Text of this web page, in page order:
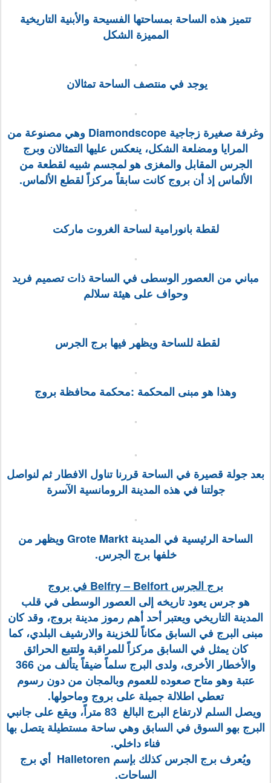
تتميز هذه الساحة بمساحتها الفسيحة والأبنية التاريخية
المميزة الشكل
يوجد في منتصف الساحة تمثالان
وغرفة صغيرة زجاجية Diamondscope وهي مصنوعة من
المرايا ومضلعة الشكل، ينعكس عليها التمثالان وبرج
الجرس المقابل والمغزى هو لمجسم شبيه لقطعة من
الألماس إذ أن بروج كانت سابقاً مركزاً لقطع الألماس.
لقطة بانورامية لساحة الغروت ماركت
مباني من العصور الوسطى في الساحة ذات تصميم فريد
وحواف على هيئة سلالم
لقطة للساحة ويظهر فيها برج الجرس
وهذا هو مبنى المحكمة :محكمة محافظة بروج
بعد جولة قصيرة في الساحة قررنا تناول الافطار ثم لنواصل
جولتنا في هذه المدينة الرومانسية الآسرة
الساحة الرئيسية في المدينة Grote Markt ويظهر من
خلفها برج الجرس.
برج الجرس Belfry – Belfort في بروج
هو جرس يعود تاريخه إلى العصور الوسطى في قلب
المدينة التاريخي ويعتبر أحد أهم رموز مدينة بروج، وقد كان
مبنى البرج في السابق مكاناً للخزينة والارشيف البلدي، كما
كان يمثل في السابق مركزاً للمراقبة ولتتبع الحرائق
والأخطار الأخرى، ولدى البرج سلماً ضيقاً يتألف من 366
عتبة وهو متاح صعوده للعموم وبالمجان من دون رسوم
تعطي اطلالة جميلة على بروج وماحولها.
ويصل السلم لارتفاع البرج البالغ 83 متراً، ويقع على جانبي
البرج بهو السوق في السابق وهي ساحة مستطيلة يتصل بها
فناء داخلي.
ويُعرف برج الجرس كذلك بإسم Halletoren أي برج
الساحات.